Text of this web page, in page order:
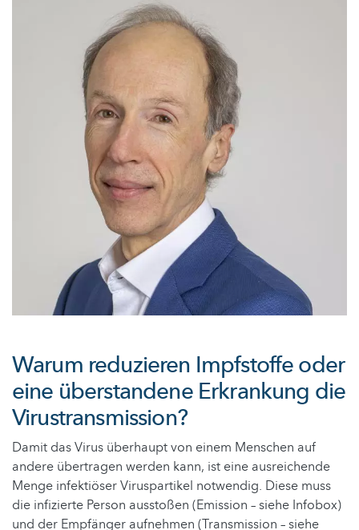
Warum reduzieren Impfstoffe oder
eine überstandene Erkrankung die
Virustransmission?
Damit das Virus überhaupt von einem Menschen auf
andere übertragen werden kann, ist eine ausreichende
Menge infektiöser Viruspartikel notwendig. Diese muss
die infizierte Person ausstoßen (Emission – siehe Infobox)
und der Empfänger aufnehmen (Transmission – siehe